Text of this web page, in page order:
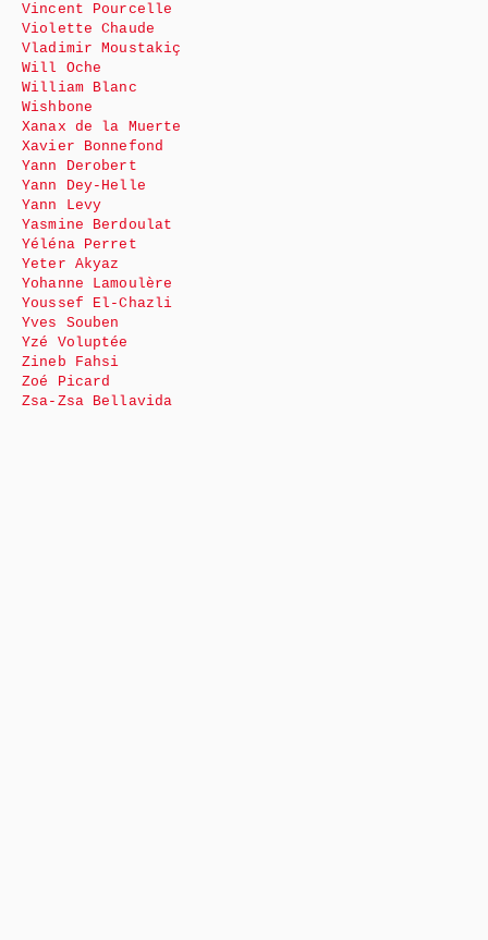
Vincent Pourcelle
Violette Chaude
Vladimir Moustakiç
Will Oche
William Blanc
Wishbone
Xanax de la Muerte
Xavier Bonnefond
Yann Derobert
Yann Dey-Helle
Yann Levy
Yasmine Berdoulat
Yéléna Perret
Yeter Akyaz
Yohanne Lamoulère
Youssef El-Chazli
Yves Souben
Yzé Voluptée
Zineb Fahsi
Zoé Picard
Zsa-Zsa Bellavida